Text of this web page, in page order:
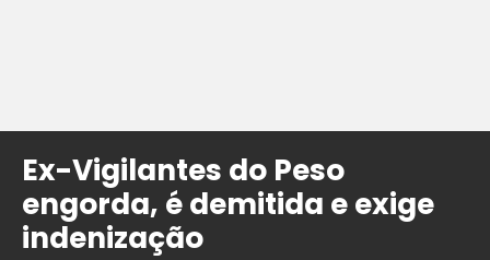
Ex-Vigilantes do Peso
engorda, é demitida e exige
indenização